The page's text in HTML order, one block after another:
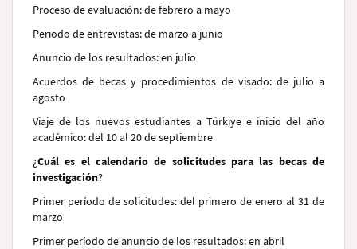
Proceso de evaluación: de febrero a mayo
Periodo de entrevistas: de marzo a junio
Anuncio de los resultados: en julio
Acuerdos de becas y procedimientos de visado: de julio a
agosto
Viaje de los nuevos estudiantes a Türkiye e inicio del año
académico: del 10 al 20 de septiembre
¿Cuál es el calendario de solicitudes para las becas de
investigación?
Primer período de solicitudes: del primero de enero al 31 de
marzo
Primer período de anuncio de los resultados: en abril